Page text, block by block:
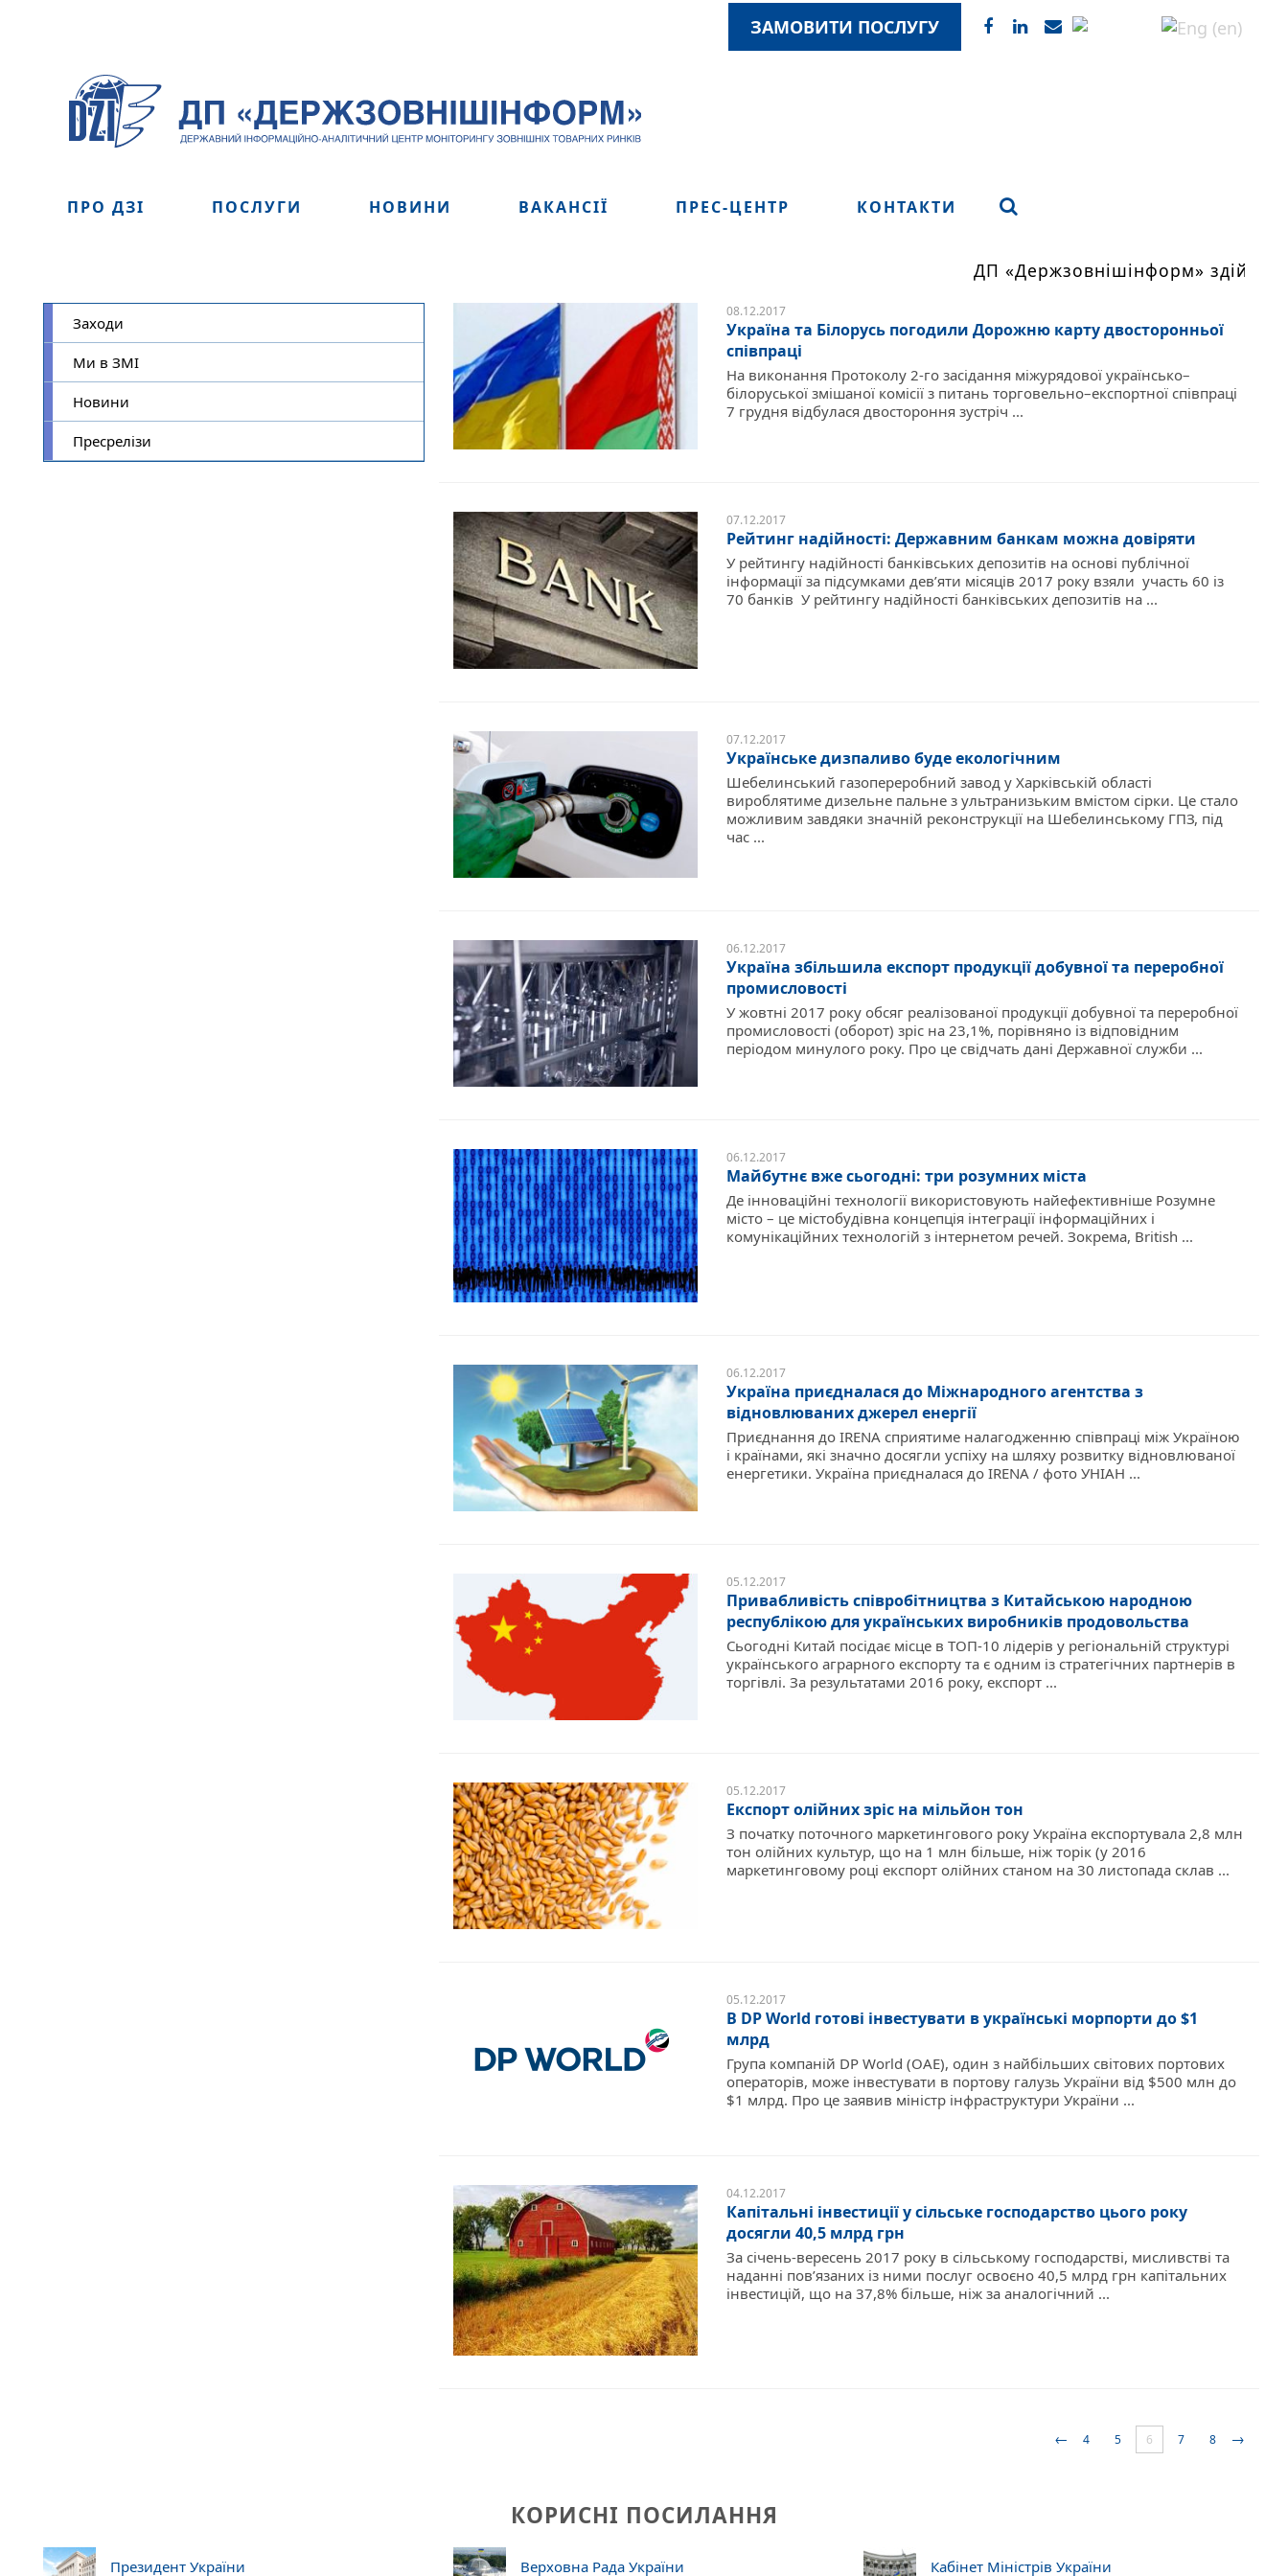
ЗАМОВИТИ ПОСЛУГУ
ПРО ДЗІ ПОСЛУГИ НОВИНИ ВАКАНСІЇ ПРЕС-ЦЕНТР КОНТАКТИ
ДП «Держзовнішінформ» здійснює
Заходи
Ми в ЗМІ
Новини
Пресрелізи
08.12.2017
Україна та Білорусь погодили Дорожню карту двосторонньої
співпраці
На виконання Протоколу 2-го засідання міжурядової українсько–
білоруської змішаної комісії з питань торговельно–експортної співпраці
7 грудня відбулася двостороння зустріч ...
07.12.2017
Рейтинг надійності: Державним банкам можна довіряти
У рейтингу надійності банківських депозитів на основі публічної
інформації за підсумками дев’яти місяців 2017 року взяли участь 60 із
70 банків У рейтингу надійності банківських депозитів на ...
07.12.2017
Українське дизпаливо буде екологічним
Шебелинський газопереробний завод у Харківській області
вироблятиме дизельне пальне з ультранизьким вмістом сірки. Це стало
можливим завдяки значній реконструкції на Шебелинському ГПЗ, під
час ...
06.12.2017
Україна збільшила експорт продукції добувної та переробної
промисловості
У жовтні 2017 року обсяг реалізованої продукції добувної та переробної
промисловості (оборот) зріс на 23,1%, порівняно із відповідним
періодом минулого року. Про це свідчать дані Державної служби ...
06.12.2017
Майбутнє вже сьогодні: три розумних міста
Де інноваційні технології використовують найефективніше Розумне
місто – це містобудівна концепція інтеграції інформаційних і
комунікаційних технологій з інтернетом речей. Зокрема, British ...
06.12.2017
Україна приєдналася до Міжнародного агентства з
відновлюваних джерел енергії
Приєднання до IRENA сприятиме налагодженню співпраці між Україною
і країнами, які значно досягли успіху на шляху розвитку відновлюваної
енергетики. Україна приєдналася до IRENA / фото УНІАН ...
05.12.2017
Привабливість співробітництва з Китайською народною
республікою для українських виробників продовольства
Сьогодні Китай посідає місце в ТОП-10 лідерів у регіональній структурі
українського аграрного експорту та є одним із стратегічних партнерів в
торгівлі. За результатами 2016 року, експорт ...
05.12.2017
Експорт олійних зріс на мільйон тон
З початку поточного маркетингового року Україна експортувала 2,8 млн
тон олійних культур, що на 1 млн більше, ніж торік (у 2016
маркетинговому році експорт олійних станом на 30 листопада склав ...
05.12.2017
В DP World готові інвестувати в українські морпорти до $1
млрд
Група компаній DP World (ОАЕ), один з найбільших світових портових
операторів, може інвестувати в портову галузь України від $500 млн до
$1 млрд. Про це заявив міністр інфраструктури України ...
04.12.2017
Капітальні інвестиції у сільське господарство цього року
досягли 40,5 млрд грн
За січень-вересень 2017 року в сільському господарстві, мисливстві та
наданні пов’язаних із ними послуг освоєно 40,5 млрд грн капітальних
інвестицій, що на 37,8% більше, ніж за аналогічний ...
← 4 5 6 7 8 →
КОРИСНІ ПОСИЛАННЯ
Президент України Верховна Рада України Кабінет Міністрів України